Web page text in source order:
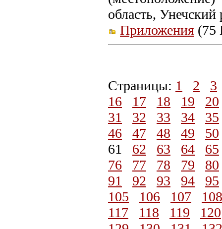
область,
Приложения (75
Страницы: 1 2
3
16
17 18 19
20
31
32 33 34
35
46
47 48 49
50
61 62 63 64
65
76
77 78 79
80
91
92 93 94
95
105
106 107
108
117
118 119
120